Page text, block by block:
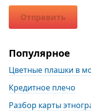
Отправить
Популярное
Цветные плашки в
Кредитное плечо
Разбор карты